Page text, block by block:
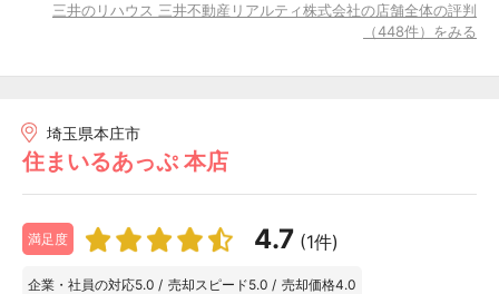
三井のリハウス 三井不動産リアルティ株式会社の店舗全体の評判
（448件）をみる
埼玉県本庄市
住まいるあっぷ 本店
満足度 4.7 (1件)
企業・社員の対応5.0 / 売却スピード5.0 / 売却価格4.0